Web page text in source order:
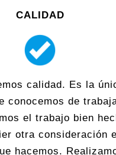
CALIDAD
calidad. Es la
conocemos de
el trabajo bien
otra consideración
hacemos.